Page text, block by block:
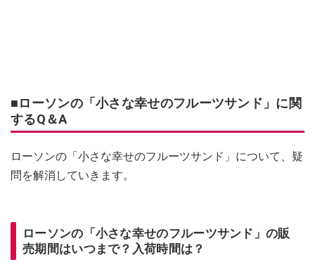
■ローソンの「小さな幸せのフルーツサンド」に関
するQ＆A
ローソンの「小さな幸せのフルーツサンド」について、疑
問を解消していきます。
ローソンの「小さな幸せのフルーツサンド」の販
売期間はいつまで？入荷時間は？